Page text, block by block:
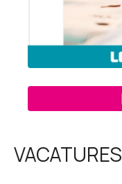
VACATURES